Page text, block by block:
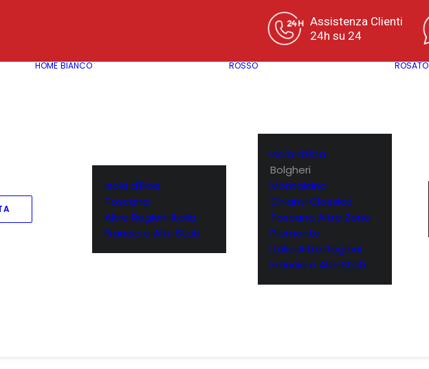
Assistenza Clienti
24h su 24
HOME BIANCO
Isola d’Elba
Toscana
Altre Regioni Italia
Francia e Altri Stati
ROSSO
Isola d’Elba
Bolgheri
Montalcino
Chianti Classico
Toscana Altre Zone
Piemonte
Italia Altre Regioni
Francia e Altri Stati
ROSATO